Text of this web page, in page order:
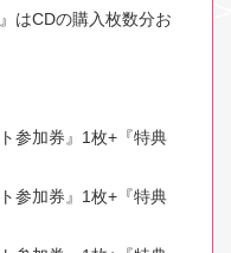
はCDの購入枚数分お
参加券』1枚+『特典
参加券』1枚+『特典